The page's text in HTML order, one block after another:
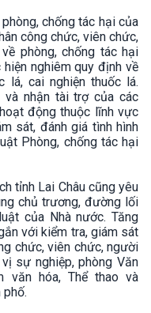
chống tác hại của
công chức, viên chức,
phòng, chống tác hại
nghiêm quy định về
lá, cai nghiện thuốc lá.
và nhận tài trợ của các
động thuộc lĩnh vực
sát, đánh giá tình hình
Phòng, chống tác hại
tỉnh Lai Châu cũng yêu
chủ trương, đường lối
của Nhà nước. Tăng
với kiểm tra, giám sát
chức, viên chức, người
sự nghiệp, phòng Văn
văn hóa, Thể thao và
phố.